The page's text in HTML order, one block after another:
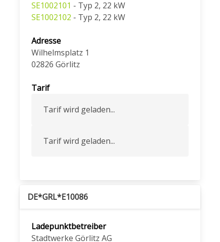
SE1002101 - Typ 2, 22 kW
SE1002102 - Typ 2, 22 kW
Adresse
Wilhelmsplatz 1
02826 Görlitz
Tarif
Tarif wird geladen...
Tarif wird geladen...
DE*GRL*E10086
Ladepunktbetreiber
Stadtwerke Görlitz AG